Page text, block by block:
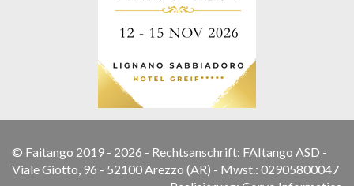
© Faitango 2019 - 2026 - Rechtsanschrift: FAItango ASD -
Viale Giotto, 96 - 52100 Arezzo (AR) - Mwst.: 02905800047